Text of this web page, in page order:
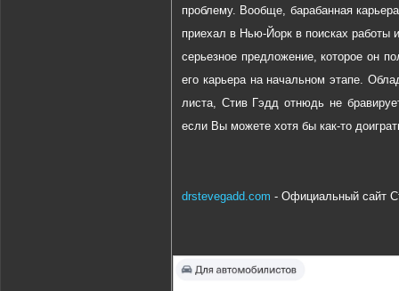
проблему. Вообще, барабанная
приехал в Нью-Йорк в поисках работы
серьезное предложение, которое он
его карьера на начальном этапе.
листа, Стив Гэдд отнюдь не
если Вы можете хотя бы как-то
drstevegadd.com - Официальный сайт